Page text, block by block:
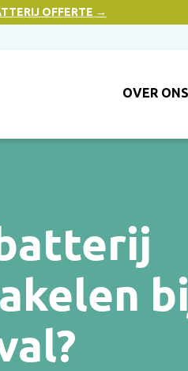
OFFERTE →
OVER ONS